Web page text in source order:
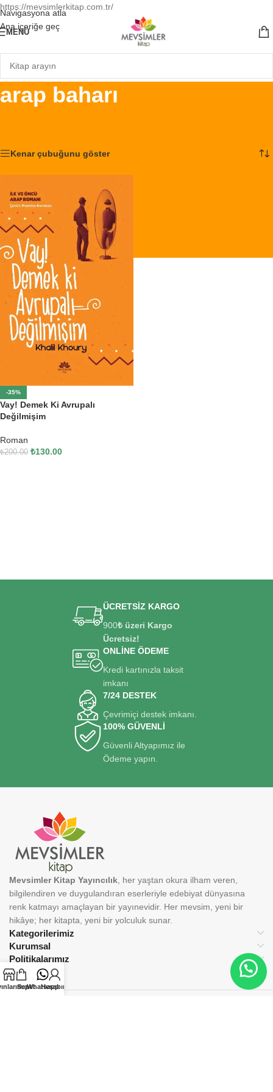
https://mevsimlerkitap.com.tr/
Navigasyona atla
Ana içeriğe geç
MENÜ
arap baharı
Kenar çubuğunu göster
-35%
Vay! Demek Ki Avrupalı
Değilmişim
Roman
₺200.00 ₺130.00
ÜCRETSİZ KARGO
900₺ üzeri Kargo
Ücretsiz!
ONLİNE ÖDEME
Kredi kartınızla taksit
imkanı
7/24 DESTEK
Çevrimiçi destek imkanı.
100% GÜVENLİ
Güvenli Altyapımız ile
Ödeme yapın.
Kategorilerimiz
Kurumsal
Politikalarımız
Mevsimler Kitap Yayıncılık , her yaştan okura ilham veren,
bilgilendiren ve duygulandıran eserleriyle edebiyat dünyasına
renk katmayı amaçlayan bir yayınevidir. Her mevsim, yeni bir
hikâye; her kitapta, yeni bir yolculuk sunar.
SepetWhatsapp
Hesabım